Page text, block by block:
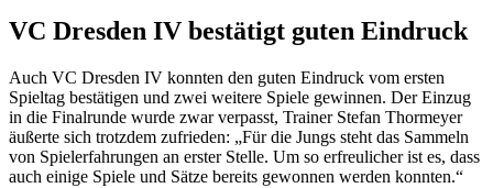
VC Dresden IV bestätigt guten Eindruck
Auch VC Dresden IV konnten den guten Eindruck vom ersten
Spieltag bestätigen und zwei weitere Spiele gewinnen. Der Einzug
in die Finalrunde wurde zwar verpasst, Trainer Stefan Thormeyer
äußerte sich trotzdem zufrieden: „Für die Jungs steht das Sammeln
von Spielerfahrungen an erster Stelle. Um so erfreulicher ist es, dass
auch einige Spiele und Sätze bereits gewonnen werden konnten.“